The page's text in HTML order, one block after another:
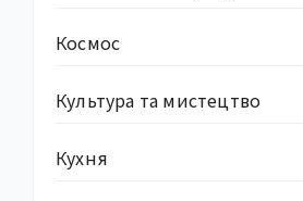
Космос
Культура та мистецтво
Кухня